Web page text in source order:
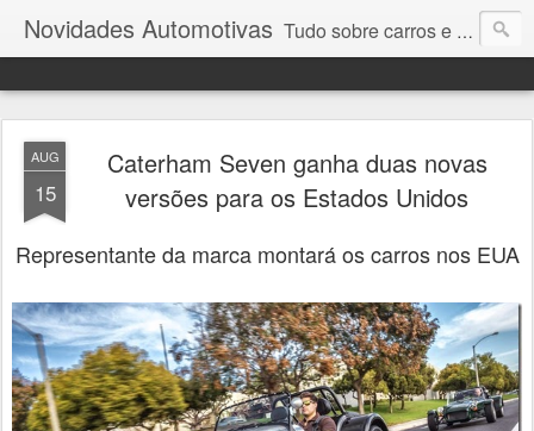
Novidades Automotivas Tudo sobre carros e motores
AUG
15
Caterham Seven ganha duas novas
versões para os Estados Unidos
Representante da marca montará os carros nos EUA